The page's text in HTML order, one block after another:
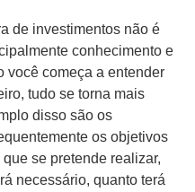
de investimentos não é
conhecimento e
você começa a entender
tudo se torna mais
disso são os
os objetivos
se pretende realizar,
necessário, quanto terá